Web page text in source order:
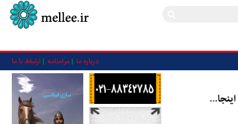
درباره ما مرامنامه ارتباط با ما